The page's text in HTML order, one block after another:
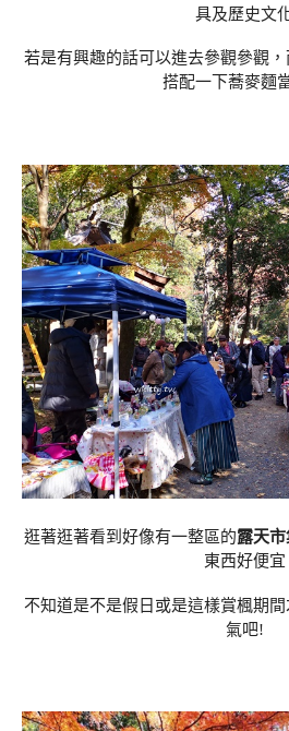
具及歷史文
若是有興趣的話可以進去參觀參觀
搭配一下蕎麥麵
逛著逛著看到好像有一整區的露天市
東西好便宜
不知道是不是假日或是這樣賞楓期
氣吧!